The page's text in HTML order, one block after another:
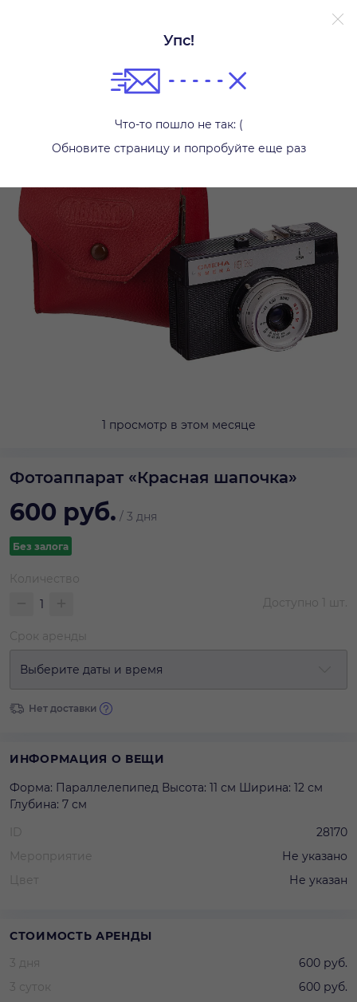
Упс!
Что-то пошло не так: (
Обновите страницу и попробуйте еще раз
1 просмотр в этом месяце
Фотоаппарат «Красная шапочка»
600 руб. / 3 дня
Без залога
Количество
Доступно 1 шт.
Срок аренды
Выберите даты и время
Нет доставки
ИНФОРМАЦИЯ О ВЕЩИ
Форма: Параллелепипед Высота: 11 см Ширина: 12 см
Глубина: 7 см
ID
28170
Мероприятие
Не указано
Цвет
Не указан
СТОИМОСТЬ АРЕНДЫ
3 дня
600 руб.
3 суток
600 руб.